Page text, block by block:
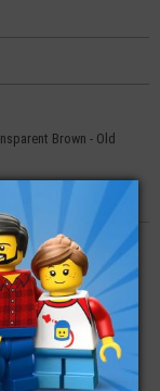
Brown - Old
ACCESSOIRE
MINI-FIGURINE
VISIÈRE POUR
CASQUE